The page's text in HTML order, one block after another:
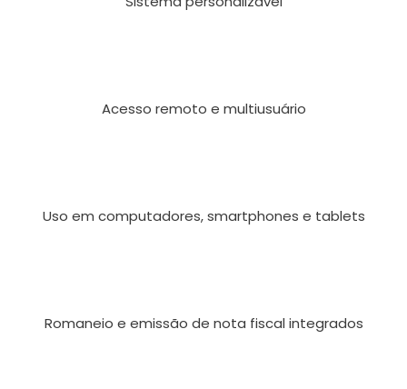
Acesso remoto e multiusuário
Uso em computadores, smartphones e tablets
Romaneio e emissão de nota fiscal integrados